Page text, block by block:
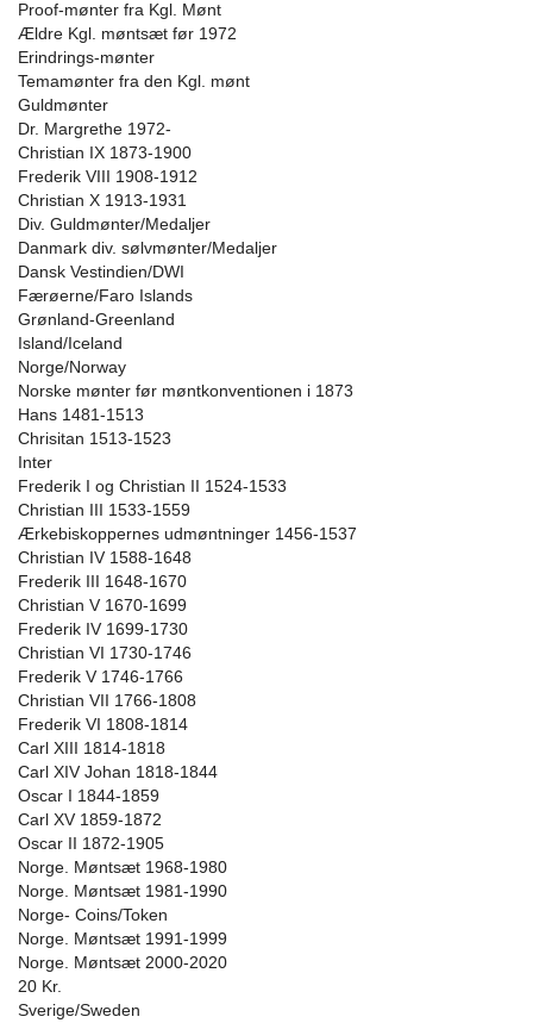
Proof-mønter fra Kgl. Mønt
Ældre Kgl. møntsæt før 1972
Erindrings-mønter
Temamønter fra den Kgl. mønt
Guldmønter
Dr. Margrethe 1972-
Christian IX 1873-1900
Frederik VIII 1908-1912
Christian X 1913-1931
Div. Guldmønter/Medaljer
Danmark div. sølvmønter/Medaljer
Dansk Vestindien/DWI
Færøerne/Faro Islands
Grønland-Greenland
Island/Iceland
Norge/Norway
Norske mønter før møntkonventionen i 1873
Hans 1481-1513
Chrisitan 1513-1523
Inter
Frederik I og Christian II 1524-1533
Christian III 1533-1559
Ærkebiskoppernes udmøntninger 1456-1537
Christian IV 1588-1648
Frederik III 1648-1670
Christian V 1670-1699
Frederik IV 1699-1730
Christian VI 1730-1746
Frederik V 1746-1766
Christian VII 1766-1808
Frederik VI 1808-1814
Carl XIII 1814-1818
Carl XIV Johan 1818-1844
Oscar I 1844-1859
Carl XV 1859-1872
Oscar II 1872-1905
Norge. Møntsæt 1968-1980
Norge. Møntsæt 1981-1990
Norge- Coins/Token
Norge. Møntsæt 1991-1999
Norge. Møntsæt 2000-2020
20 Kr.
Sverige/Sweden